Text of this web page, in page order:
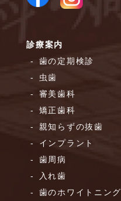
診療案内
歯の定期検診
虫歯
審美歯科
矯正歯科
親知らずの抜歯
インプラント
歯周病
入れ歯
歯のホワイトニング